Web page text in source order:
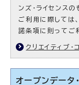
ンズ・ライセンス
ご利用に際しては
諾条項に則ってご
クリエイティブ・
オープンデータ